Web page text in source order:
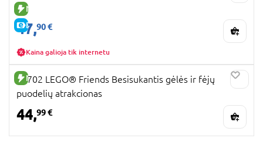
NAUJA PREKĖ
E-KAINA
47,90 €
Kaina galioja tik internetu
NAUJA PREKĖ
42702 LEGO® Friends Besisukantis gėlės ir fėjų
puodelių atrakcionas
44,99 €